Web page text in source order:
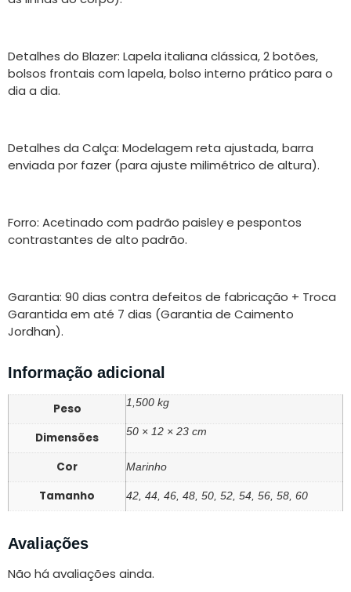
Detalhes do Blazer: Lapela italiana clássica, 2 botões,
bolsos frontais com lapela, bolso interno prático para o
dia a dia.
Detalhes da Calça: Modelagem reta ajustada, barra
enviada por fazer (para ajuste milimétrico de altura).
Forro: Acetinado com padrão paisley e pespontos
contrastantes de alto padrão.
Garantia: 90 dias contra defeitos de fabricação + Troca
Garantida em até 7 dias (Garantia de Caimento
Jordhan).
Informação adicional
Peso 1,500 kg
Dimensões 50 × 12 × 23 cm
Cor Marinho
Tamanho 42, 44, 46, 48, 50, 52, 54, 56, 58, 60
Avaliações
Não há avaliações ainda.